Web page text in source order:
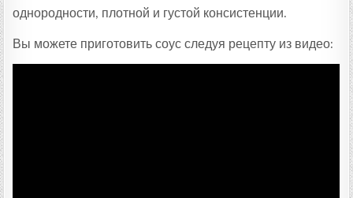
однородности, плотной и густой консистенции.
Вы можете приготовить соус следуя рецепту из видео: